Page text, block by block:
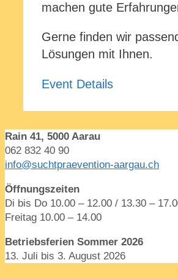
machen gute
Gerne finden wir
Lösungen mit Ihnen.
Event Details
Rain 41, 5000 Aarau
062 832 40 90
info@suchtpraevention-aargau.ch
Öffnungszeiten
Di bis Do 10.00 – 12.00 / 13.30 –
Freitag 10.00 – 14.00
Betriebsferien Sommer 2026
13. Juli bis 3. August 2026